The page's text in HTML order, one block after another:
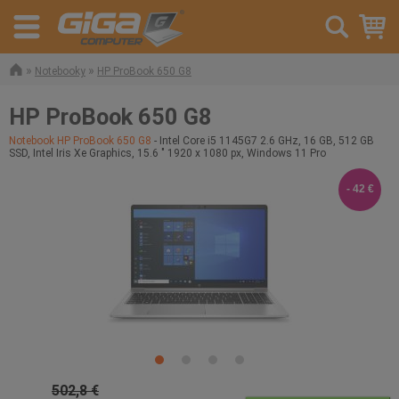
» Notebooky » HP ProBook 650 G8
HP ProBook 650 G8
Notebook HP ProBook 650 G8 - Intel Core i5 1145G7 2.6 GHz, 16 GB, 512 GB
SSD, Intel Iris Xe Graphics, 15.6 " 1920 x 1080 px, Windows 11 Pro
502,8 €
- 42 €